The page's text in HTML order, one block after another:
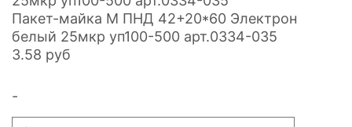
Пакет-майка М ПНД 42+20*60 Электрон
белый 25мкр уп100-500 арт.0334-035
3.58 руб
-